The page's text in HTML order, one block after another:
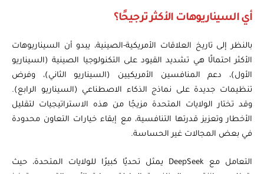
أي السيناريوهات الأكثر ترجيحًا؟
بالنظر إلى تاريخ العلاقات الأمريكية-الصينية، يبدو أن السيناريوهات
الأكثر احتمالًا هي تشديد القيود على التكنولوجيا الصينية (السيناريو
الأول)، دعم المنافسين الأمريكيين (السيناريو الثاني)، وفرض
تنظيمات جديدة على نماذج الذكاء الاصطناعي (السيناريو الرابع).
وقد تختار الولايات المتحدة مزيجًا من هذه الاستراتيجيات لتقليل
الأخطار وتعزيز قدرتها التنافسية، مع إبقاء خيارات التعاون محدودة
في بعض المجالات غير الحساسة.
التعامل مع DeepSeek يمثل تحديًا كبيرًا للولايات المتحدة، حيث